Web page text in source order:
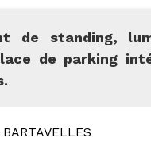
de standing,
de parking